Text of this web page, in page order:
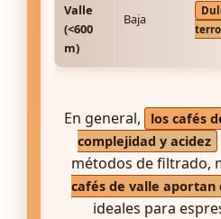
Valle
(<600
m)
Baja
En general,
los cafés
complejidad y acidez
métodos de filtrado,
cafés de valle aportan
ideales para